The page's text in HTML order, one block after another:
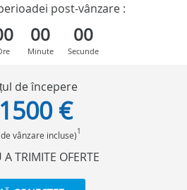
post-vânzare :
00
Minute
00
Secunde
de începere
€
vânzare incluse)1
A TRIMITE OFERTE